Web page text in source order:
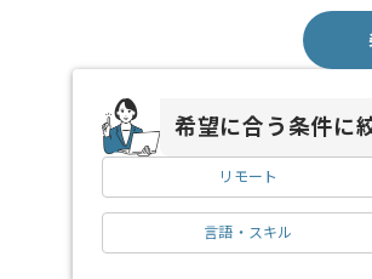
希望に合う条件に
リモート
言語・スキル